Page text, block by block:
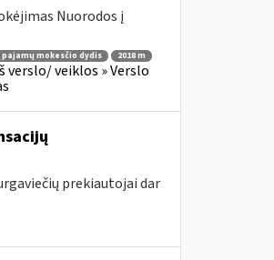
Nuorodos į
mokesčio dydis
2018 m
verslo/ veiklos » Verslo
prekiautojai dar